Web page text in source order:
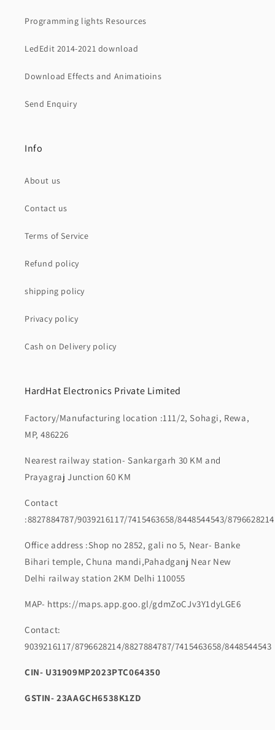
Programming lights Resources
LedEdit 2014-2021 download
Download Effects and Animatioins
Send Enquiry
Info
About us
Contact us
Terms of Service
Refund policy
shipping policy
Privacy policy
Cash on Delivery policy
HardHat Electronics Private Limited
Factory/Manufacturing location :111/2, Sohagi, Rewa,
MP, 486226
Nearest railway station- Sankargarh 30 KM and
Prayagraj Junction 60 KM
Contact
:8827884787/9039216117/7415463658/8448544543/8796628214
Office address :Shop no 2852, gali no 5, Near- Banke
Bihari temple, Chuna mandi,Pahadganj Near New
Delhi railway station 2KM Delhi 110055
MAP- https://maps.app.goo.gl/gdmZoCJv3Y1dyLGE6
Contact:
9039216117/8796628214/8827884787/7415463658/8448544543
CIN- U31909MP2023PTC064350
GSTIN- 23AAGCH6538K1ZD